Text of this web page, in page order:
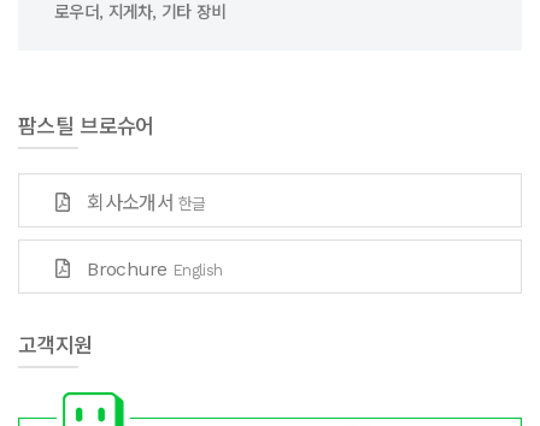
로우더, 지게차, 기타 장비
팜스틸 브로슈어
회사소개서한글
Brochure English
고객지원